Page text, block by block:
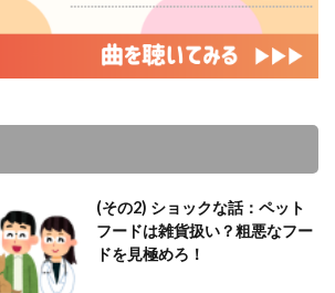
(その2) ショックな話：ペット
フードは雑貨扱い？粗悪なフー
ドを見極めろ！